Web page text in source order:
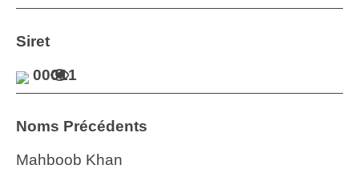
Siret
00011
Noms Précédents
Mahboob Khan